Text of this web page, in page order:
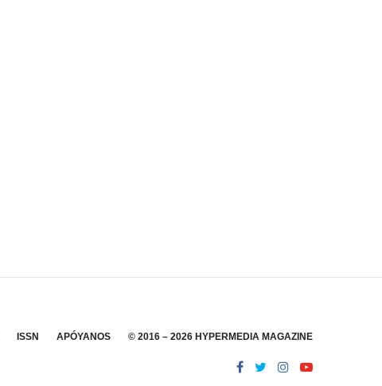
ISSN APÓYANOS © 2016 – 2026 HYPERMEDIA MAGAZINE